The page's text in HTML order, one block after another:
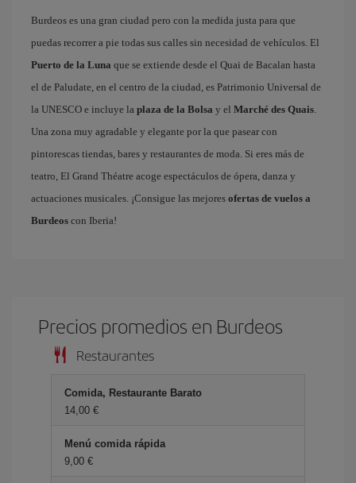
Burdeos es una gran ciudad pero con la medida justa para que
puedas recorrer a pie todas sus calles sin necesidad de vehículos. El
Puerto de la Luna que se extiende desde el Quai de Bacalan hasta
el de Paludate, en el centro de la ciudad, es Patrimonio Universal de
la UNESCO e incluye la plaza de la Bolsa y el Marché des Quais.
Una zona muy agradable y elegante por la que pasear con
pintorescas tiendas, bares y restaurantes de moda. Si eres más de
teatro, El Grand Théatre acoge espectáculos de ópera, danza y
actuaciones musicales. ¡Consigue las mejores ofertas de vuelos a
Burdeos con Iberia!
Precios promedios en Burdeos
Restaurantes
Comida, Restaurante Barato
14,00
Menú comida rápida
9,00